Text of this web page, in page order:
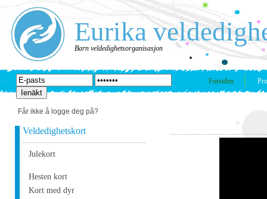
Eurika
Barn veldedighetsorganisasjon
Forsiden
Får ikke å logge deg på?
Veldedighetskort
Julekort
Hesten kort
Kort med dyr